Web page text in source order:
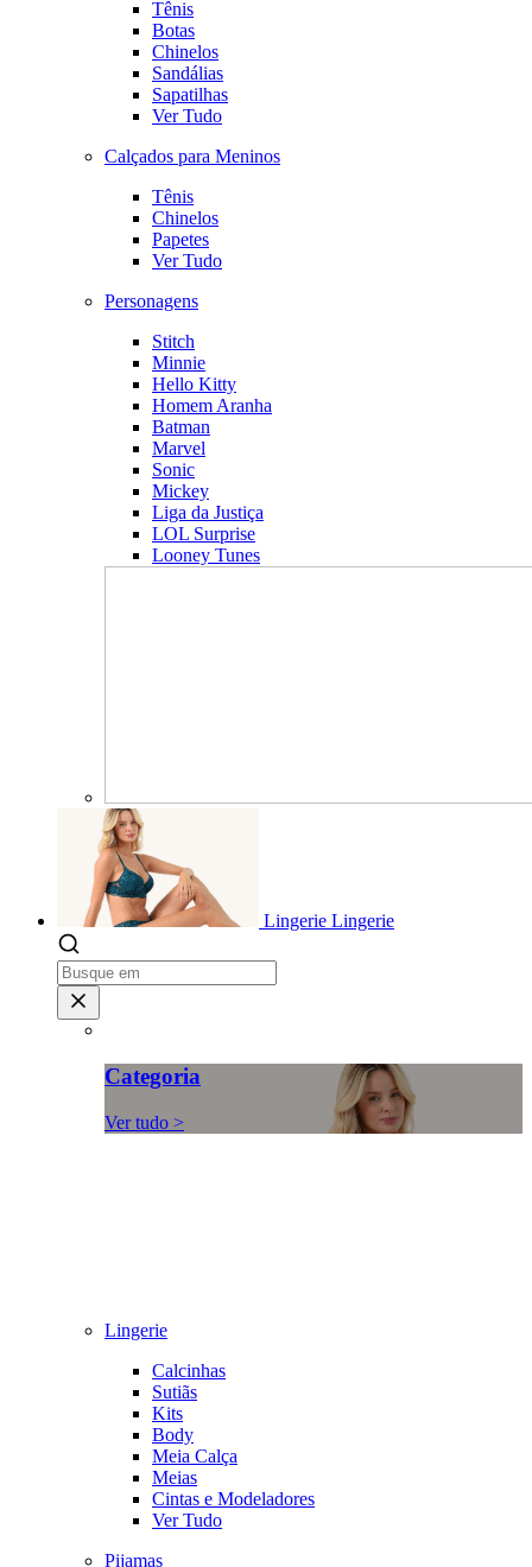
Tênis
Botas
Chinelos
Sandálias
Sapatilhas
Ver Tudo
Calçados para Meninos
Tênis
Chinelos
Papetes
Ver Tudo
Personagens
Stitch
Minnie
Hello Kitty
Homem Aranha
Batman
Marvel
Sonic
Mickey
Liga da Justiça
LOL Surprise
Looney Tunes
Lingerie Lingerie
Categoria
Ver tudo >
Lingerie
Calcinhas
Sutiãs
Kits
Body
Meia Calça
Meias
Cintas e Modeladores
Ver Tudo
Pijamas